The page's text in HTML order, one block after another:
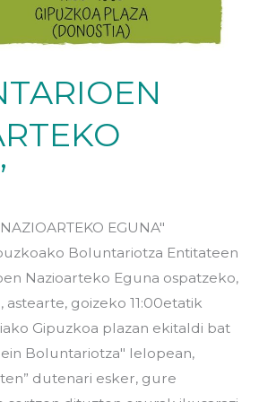
EGUNA"
Boluntariotza Entitateen
Nazioarteko Eguna ospatzeko,
goizeko 11:00etatik
Gipuzkoa plazan ekitaldi bat
Boluntariotza" lelopean,
dutenari esker, gure